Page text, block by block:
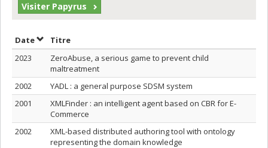
Visiter Papyrus
DateTrier par date en ordre décroissant
Titre
2023
ZeroAbuse, a serious game to prevent child
maltreatment
2002
YADL : a general purpose SDSM system
2001
XMLFinder : an intelligent agent based on CBR for E-
Commerce
2002
XML-based distributed authoring tool with ontology
representing the domain knowledge